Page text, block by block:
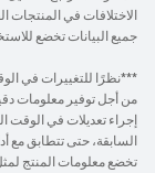
الاختلافات في المنتجات
جميع البيانات تخضع
***نظرًا للتغييرات في
إجراء تعديلات في
السابقة، حتى تتطابق مع
تخضع معلومات المنتج